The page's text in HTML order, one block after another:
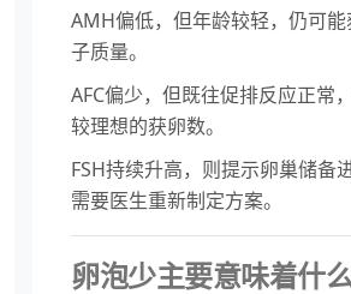
AMH偏低，但年龄较轻，仍可
子质量。
AFC偏少，但既往促排反应正常
较理想的获卵数。
FSH持续升高，则提示卵巢储备
需要医生重新制定方案。
卵泡少主要意味着什么